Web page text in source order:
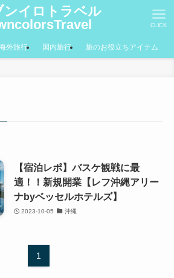
ンイロトラベル
CLICK
外旅行 国内旅行 旅のお役立ちアイテム
【宿泊レポ】バスケ観戦に最
適！！新規開業【レフ沖縄アリー
ナbyベッセルホテルズ】
2023-10-05 沖縄
1